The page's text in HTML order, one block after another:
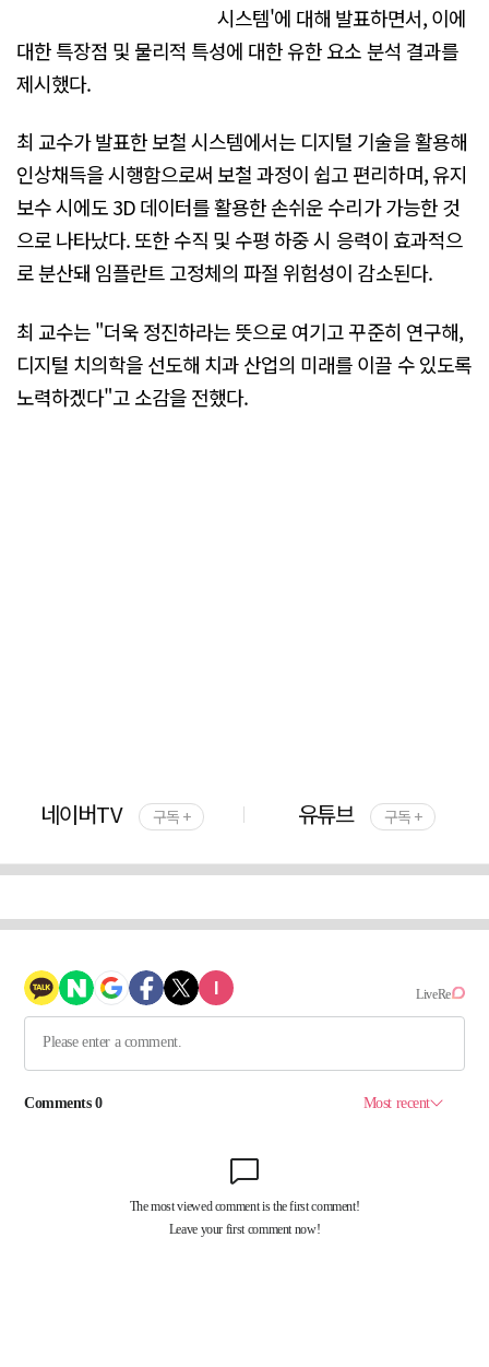
시스템'에 대해 발표하면서, 이에
대한 특장점 및 물리적 특성에 대한 유한 요소 분석 결과를
제시했다.
최 교수가 발표한 보철 시스템에서는 디지털 기술을 활용해
인상채득을 시행함으로써 보철 과정이 쉽고 편리하며, 유지
보수 시에도 3D 데이터를 활용한 손쉬운 수리가 가능한 것
으로 나타났다. 또한 수직 및 수평 하중 시 응력이 효과적으
로 분산돼 임플란트 고정체의 파절 위험성이 감소된다.
최 교수는 "더욱 정진하라는 뜻으로 여기고 꾸준히 연구해,
디지털 치의학을 선도해 치과 산업의 미래를 이끌 수 있도록
노력하겠다"고 소감을 전했다.
네이버TV 구독 + 유튜브 구독 +